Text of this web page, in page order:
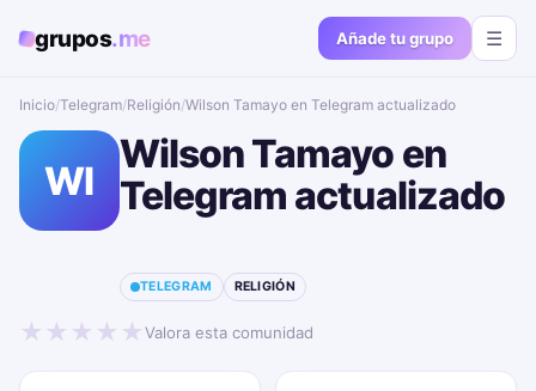
grupos.me Añade tu grupo ☰
Inicio/Telegram/Religión/Wilson Tamayo en Telegram actualizado📱🔥
WI
Wilson Tamayo en
Telegram actualizado
TELEGRAM RELIGIÓN
★ ★ ★ ★ ★Valora esta comunidad